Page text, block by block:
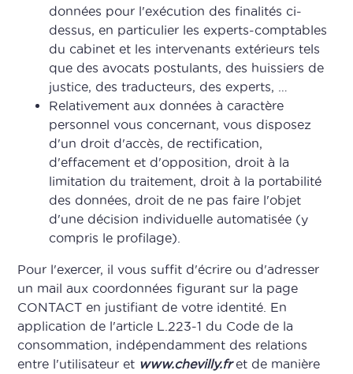
données pour l'exécution des finalités ci-
dessus, en particulier les experts-comptables
du cabinet et les intervenants extérieurs tels
que des avocats postulants, des huissiers de
justice, des traducteurs, des experts, …
Relativement aux données à caractère
personnel vous concernant, vous disposez
d'un droit d'accès, de rectification,
d'effacement et d'opposition, droit à la
limitation du traitement, droit à la portabilité
des données, droit de ne pas faire l'objet
d'une décision individuelle automatisée (y
compris le profilage).
Pour l'exercer, il vous suffit d'écrire ou d'adresser
un mail aux coordonnées figurant sur la page
CONTACT en justifiant de votre identité. En
application de l'article L.223-1 du Code de la
consommation, indépendamment des relations
entre l'utilisateur et www.chevilly.fret de manière